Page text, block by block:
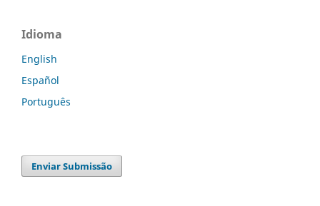
Idioma
English
Español
Português
Enviar Submissão